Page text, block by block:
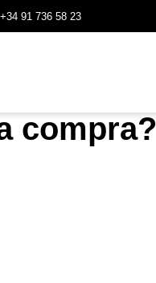
+34 91 736 58 23
compra?